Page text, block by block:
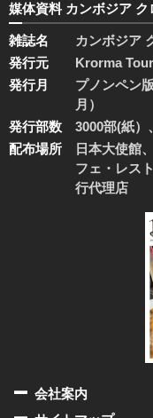
媒体資料 カンボジア
雑誌名
カンボジア
発行元
Krorma
発行月
プノンペン
月）
発行部数
3000部(紙）
配布場所
日本大使館
フェ・レス
行代理店
会社案内